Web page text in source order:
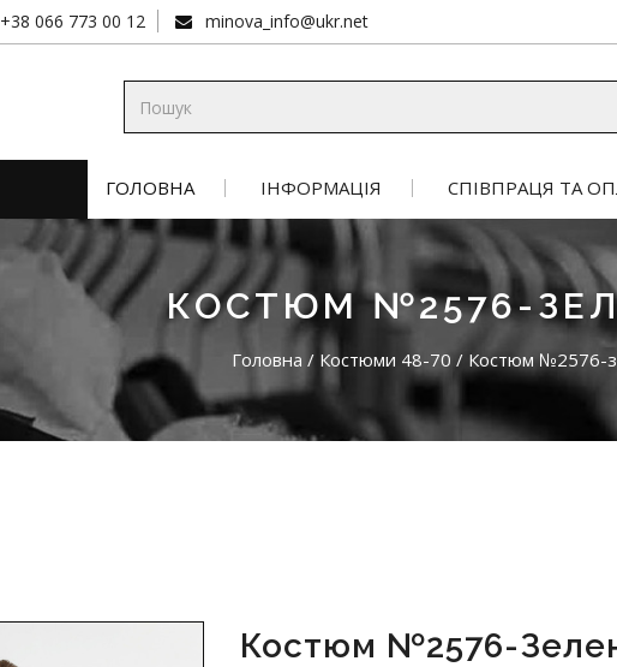
+38 066 773 00 12 minova_info@ukr.net
ГОЛОВНА ІНФОРМАЦІЯ СПІВПРАЦЯ ТА
КОСТЮМ №2576-
Головна / Костюми 48-70 / Костюм №2576-
Костюм №2576-